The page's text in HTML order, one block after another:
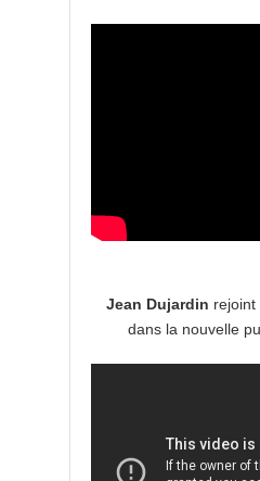
Jean Dujardin rejoint
dans la nouvelle